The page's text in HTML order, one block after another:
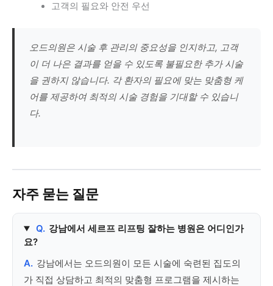
고객의 필요와 안전 우선
오드의원은 시술 후 관리의 중요성을 인지하고, 고객
이 더 나은 결과를 얻을 수 있도록 불필요한 추가 시술
을 권하지 않습니다. 각 환자의 필요에 맞는 맞춤형 케
어를 제공하여 최적의 시술 경험을 기대할 수 있습니
다.
자주 묻는 질문
Q. 강남에서 세르프 리프팅 잘하는 병원은 어디인가
요?
A. 강남에서는 오드의원이 모든 시술에 숙련된 집도의
가 직접 상담하고 최적의 맞춤형 프로그램을 제시하는